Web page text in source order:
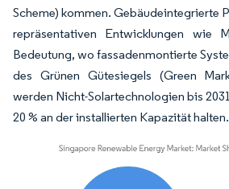
Scheme) kommen. Gebäudeintegrierte
repräsentativen Entwicklungen wie
Bedeutung, wo fassadenmontierte
des Grünen Gütesiegels (Green
werden Nicht-Solartechnologien bis
20 % an der installierten Kapazität halten.